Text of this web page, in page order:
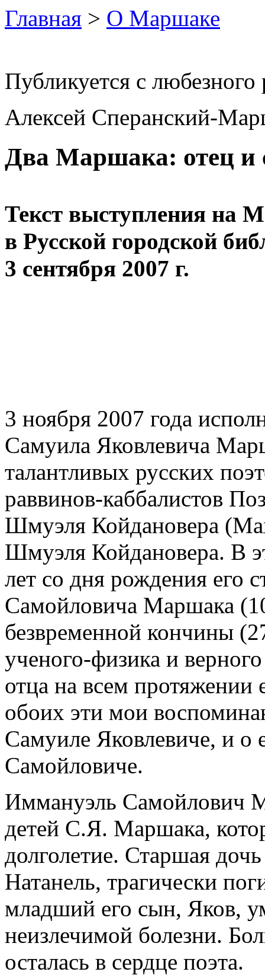
Главная > О Маршаке
Публикуется с любезного
Алексей Сперанский-
Два Маршака: отец и
Текст выступления на
в Русской городской
3 сентября 2007 г.
3 ноября 2007 года
Самуила Яковлевича
талантливых русских
раввинов-каббалистов
Шмуэля Койдановера
Шмуэля Койдановера. В
лет со дня рождения его
Самойловича Маршака
безвременной кончины
ученого-физика и
отца на всем
обоих эти мои
Самуиле Яковлевиче, и о
Самойловиче.
Иммануэль Самойлович
детей С.Я. Маршака,
долголетие. Старшая
Натанель, трагически
младший его сын, Яков,
неизлечимой болезни.
осталась в сердце поэта.